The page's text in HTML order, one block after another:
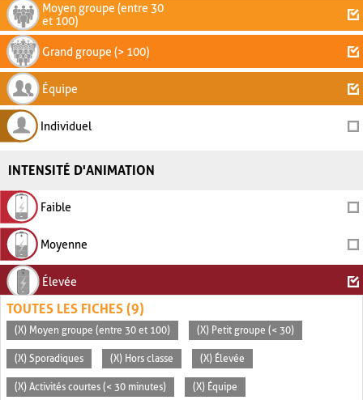
Moyen groupe (entre 30
et 100)
Grand groupe (> 100)
Équipe
Individuel
INTENSITÉ D'ANIMATION
Faible
Moyenne
Élevée
TOUTES LES FICHES (9)
(X) Moyen groupe (entre 30 et 100) (X) Petit groupe (< 30)
(X) Sporadiques (X) Hors classe (X) Élevée
(X) Activités courtes (< 30 minutes) (X) Équipe